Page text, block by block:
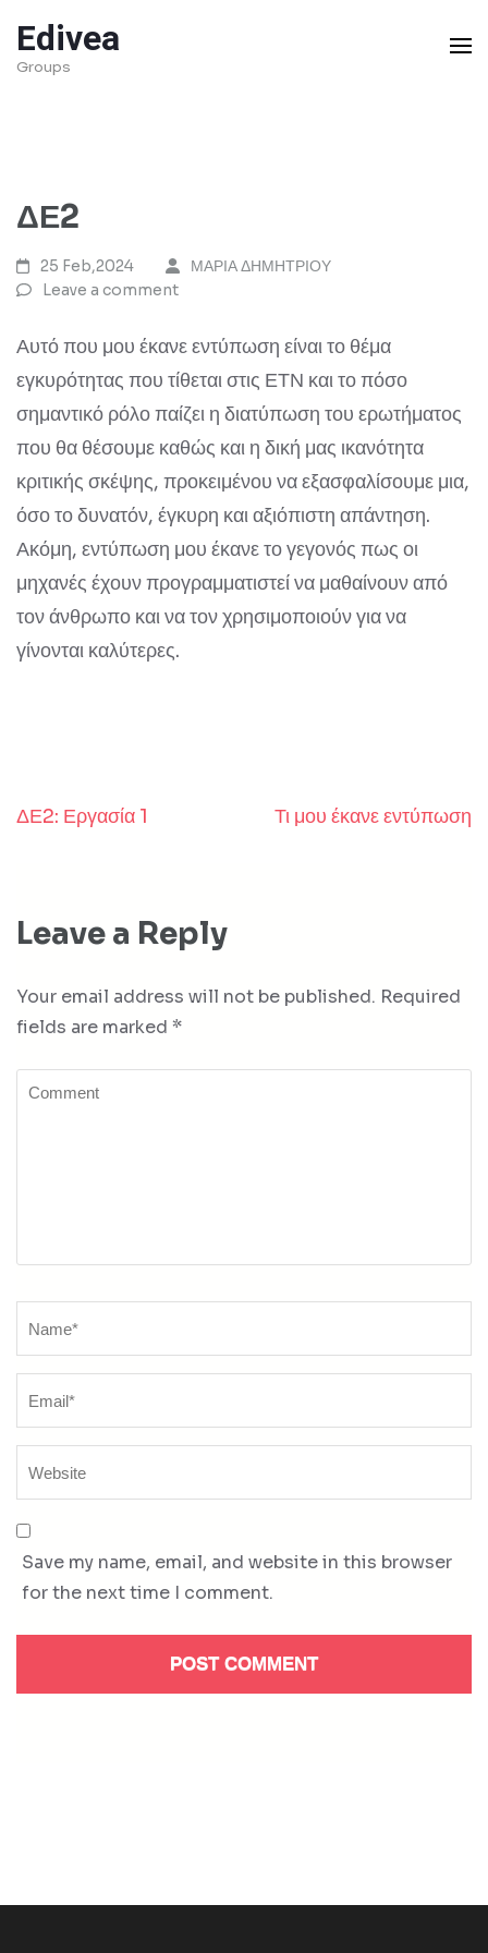
to
content
Edivea
Groups
ΔΕ2
25 Feb,2024
ΜΑΡΙΑ ΔΗΜΗΤΡΙΟΥ
Leave a comment
Αυτό που μου έκανε εντύπωση είναι το θέμα
εγκυρότητας που τίθεται στις ΕΤΝ και το πόσο
σημαντικό ρόλο παίζει η διατύπωση του ερωτήματος
που θα θέσουμε καθώς και η δική μας ικανότητα
κριτικής σκέψης, προκειμένου να εξασφαλίσουμε μια,
όσο το δυνατόν, έγκυρη και αξιόπιστη απάντηση.
Ακόμη, εντύπωση μου έκανε το γεγονός πως οι
μηχανές έχουν προγραμματιστεί να μαθαίνουν από
τον άνθρωπο και να τον χρησιμοποιούν για να
γίνονται καλύτερες.
Post
ΔΕ2: Εργασία 1 Τι μου έκανε εντύπωση
Leave a Reply
Your email address will not be published. Required
fields are marked *
Comment
Save my name, email, and website in this browser
for the next time I comment.